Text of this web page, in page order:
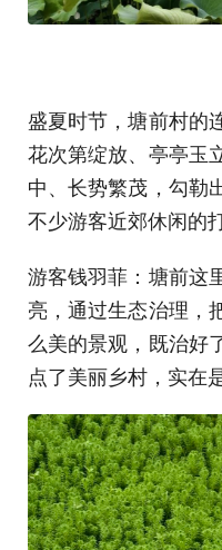
盛夏时节，塘前村的
花次第绽放、亭亭玉
中、长势繁茂，勾勒
不少游客近郊休闲的
游客钱羽菲：塘前这
亮，通过生态治理，
么美的景观，既治好
点了美丽乡村，实在